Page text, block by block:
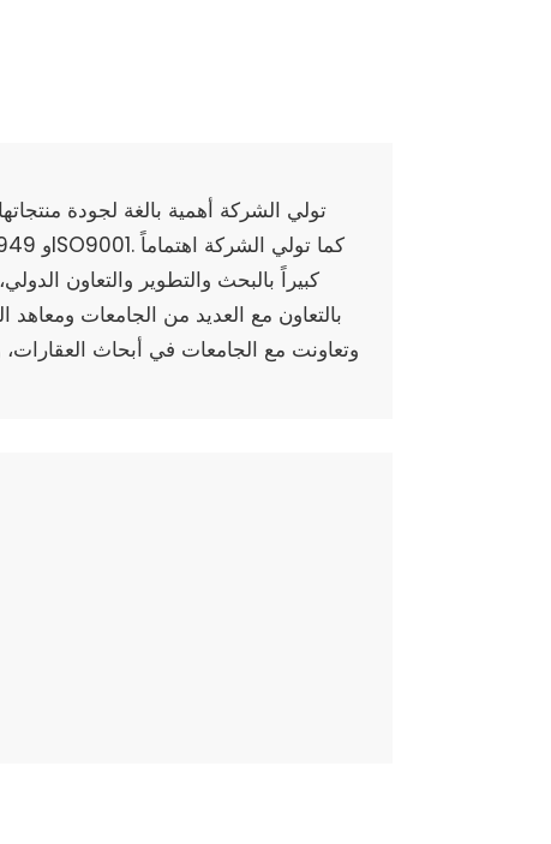
تولي الشركة أهمية بالغة لجودة
كبيراً بالبحث والتطوير والتعاون
بالتعاون مع العديد من الجامعات
وتعاونت مع الجامعات في أبحاث العقارات،